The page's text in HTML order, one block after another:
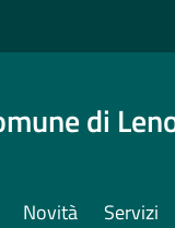
di
Novità Servizi